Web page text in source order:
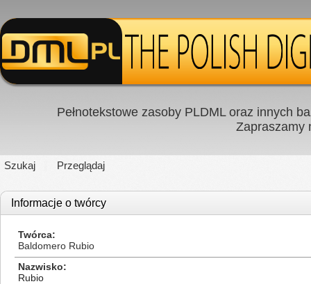
Pełnotekstowe zasoby PLDML oraz innych
Zapraszamy
Szukaj Przeglądaj
Informacje o twórcy
Twórca
Baldomero Rubio
Nazwisko
Rubio